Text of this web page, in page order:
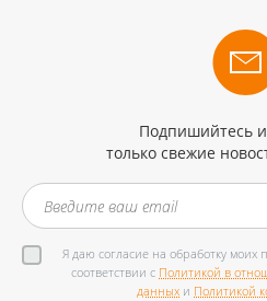
Подпишийтесь
только свежие
Я даю согласие на обработку
соответствии с Политикой в
данных и Политикой